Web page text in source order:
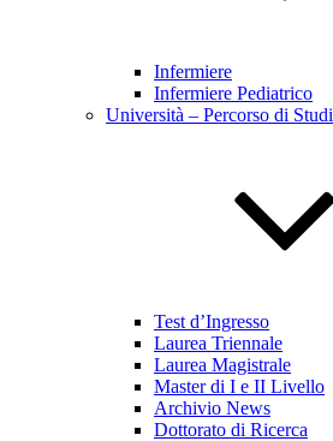
Infermiere
Infermiere Pediatrico
Università – Percorso di Studi
Test d’Ingresso
Laurea Triennale
Laurea Magistrale
Master di I e II Livello
Archivio News
Dottorato di Ricerca